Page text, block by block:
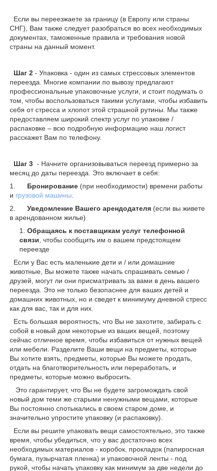
Если вы переезжаете за границу (в Европу или страны
СНГ), Вам также следует разобраться во всех необходимых
документах, таможенные правила и требования новой
страны на данный момент.
Шаг 2 - Упаковка - один из самых стрессовых элементов
переезда. Многие компании по вывозу предлагают
профессиональные упаковочные услуги, и стоит подумать о
том, чтобы воспользоваться такими услугами, чтобы избавить
себя от стресса и хлопот этой страшной рутины. Мы также
предоставляем широкий спектр услуг по упаковке /
распаковке – всю подробную информацию наш логист
расскажет Вам по телефону.
Шаг 3 - Начните организовываться переезд примерно за
месяц до даты переезда. Это включает в себя:
1. Бронирование (при необходимости) времени работы
и грузовой машины
2. Уведомление Вашего арендодателя (если вы живете
в арендованном жилье)
Обращаясь к поставщикам услуг телефонной
связи , чтобы сообщить им о вашем предстоящем
переезде
Если у Вас есть маленькие дети и / или домашние
животные, Вы можете также начать спрашивать семью /
друзей, могут ли они присматривать за вами в день вашего
переезда. Это не только безопаснее для ваших детей и
домашних животных, но и сведет к минимуму дневной стресс
как для вас, так и для них.
Есть большая вероятность, что Вы не захотите, забирать с
собой в новый дом некоторые из ваших вещей, поэтому
сейчас отличное время, чтобы избавиться от нужных вещей
или мебели. Разделите Ваши вещи на предметы, которые
Вы хотите взять, предметы, которые Вы можете продать,
отдать на благотворительность или переработать, и
предметы, которые можно выбросить.
Это гарантирует, что Вы не будете загромождать свой
новый дом теми же старыми ненужными вещами, которые
Вы постоянно спотыкались в своем старом доме, и
значительно упростите упаковку (и распаковку).
Если вы решите упаковать вещи самостоятельно, это также
время, чтобы убедиться, что у вас достаточно всех
необходимых материалов - коробок, прокладок (папиросная
бумага, пузырчатая пленка) и упаковочной ленты - под
рукой, чтобы начать упаковку как минимум за две недели до